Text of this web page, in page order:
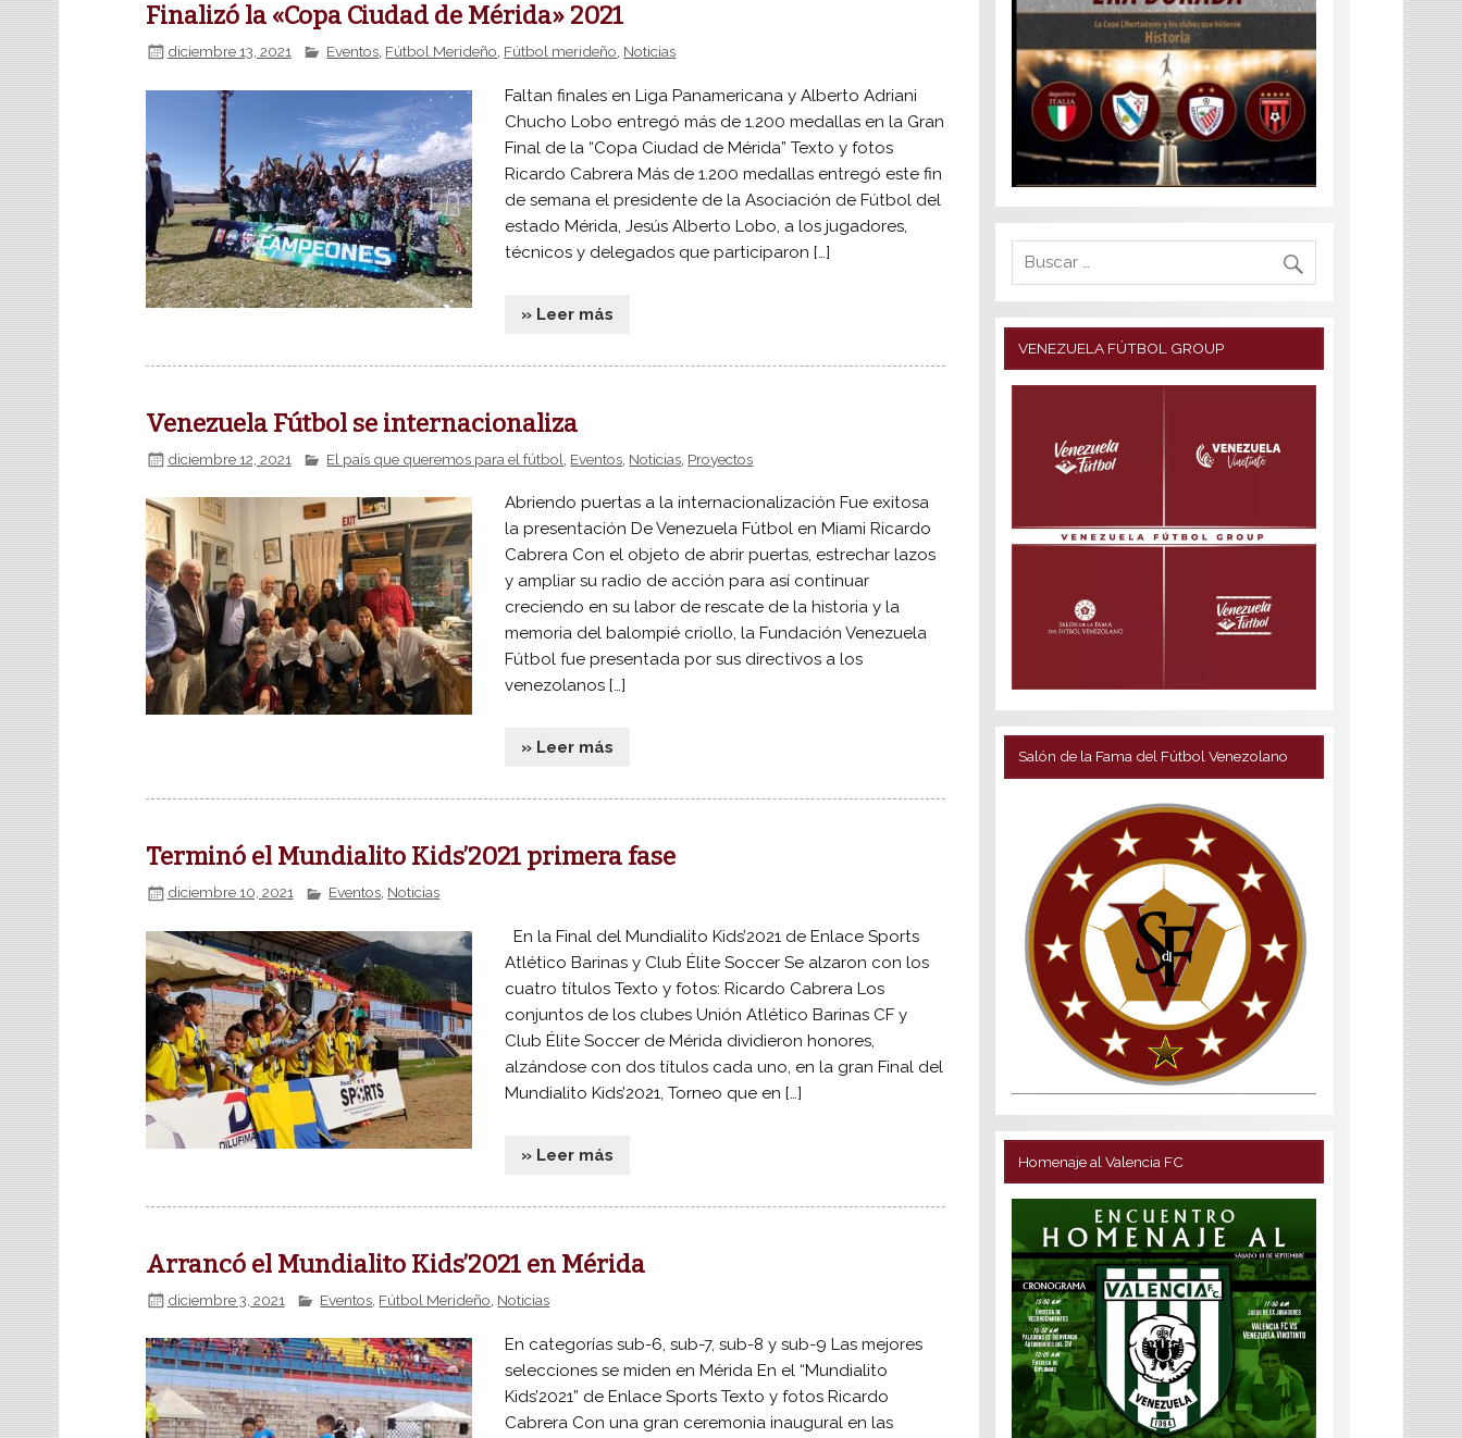
Finalizó la «Copa Ciudad de Mérida» 2021
diciembre 13, 2021 Eventos Fútbol Merideño Fútbol merideño Noticias
Faltan finales en Liga Panamericana y Alberto Adriani
Chucho Lobo entregó más de 1.200 medallas en la Gran
Final de la “Copa Ciudad de Mérida” Texto y fotos
Ricardo Cabrera Más de 1.200 medallas entregó este fin
de semana el presidente de la Asociación de Fútbol del
estado Mérida, Jesús Alberto Lobo, a los jugadores,
técnicos y delegados que participaron […]
» Leer más
Venezuela Fútbol se internacionaliza
diciembre 12, 2021 El país que queremos para el fútbol Eventos Noticias Proyectos
Abriendo puertas a la internacionalización Fue exitosa
la presentación De Venezuela Fútbol en Miami Ricardo
Cabrera Con el objeto de abrir puertas, estrechar lazos
y ampliar su radio de acción para así continuar
creciendo en su labor de rescate de la historia y la
memoria del balompié criollo, la Fundación Venezuela
Fútbol fue presentada por sus directivos a los
venezolanos […]
» Leer más
Terminó el Mundialito Kids’2021 primera fase
diciembre 10, 2021 Eventos Noticias
En la Final del Mundialito Kids’2021 de Enlace Sports
Atlético Barinas y Club Élite Soccer Se alzaron con los
cuatro títulos Texto y fotos: Ricardo Cabrera Los
conjuntos de los clubes Unión Atlético Barinas CF y
Club Élite Soccer de Mérida dividieron honores,
alzándose con dos títulos cada uno, en la gran Final del
Mundialito Kids’2021, Torneo que en […]
» Leer más
Arrancó el Mundialito Kids’2021 en Mérida
diciembre 3, 2021 Eventos Fútbol Merideño Noticias
En categorías sub-6, sub-7, sub-8 y sub-9 Las mejores
selecciones se miden en Mérida En el “Mundialito
Kids’2021” de Enlace Sports Texto y fotos Ricardo
Cabrera Con una gran ceremonia inaugural en las
VENEZUELA FÚTBOL GROUP
Salón de la Fama del Fútbol Venezolano
Homenaje al Valencia FC